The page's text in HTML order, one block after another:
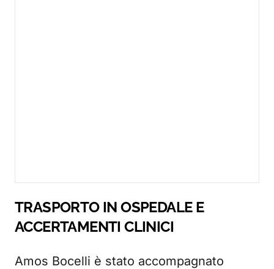
TRASPORTO IN OSPEDALE E
ACCERTAMENTI CLINICI
Amos Bocelli è stato accompagnato